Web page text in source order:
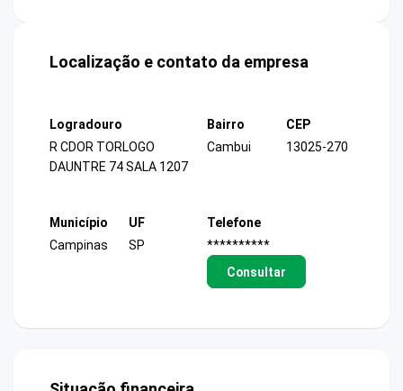
Localização e contato da empresa
Logradouro
R CDOR TORLOGO
DAUNTRE 74 SALA 1207
Bairro
Cambui
CEP
13025-270
Município
Campinas
UF
SP
Telefone
**********
Consultar